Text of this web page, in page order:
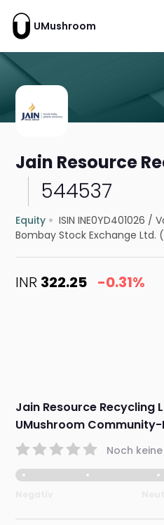
UMushroom
Jain Resource
544537
Equity ISIN INE0YD401026 /
Bombay Stock Exchange
INR 322.25 -0.31%
Jain Resource Recycling
UMushroom
Noch